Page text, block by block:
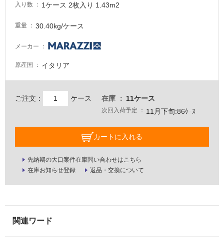
入り数 1ケース 2枚入り 1.43m2
重量 30.40kg/ケース
メーカー
原産国 イタリア
ご注文： ケース 在庫 11ケース
次回入荷予定 11月下旬:86ｹｰｽ
カートに入れる
先納期の大口案件在庫問い合わせはこちら
在庫お知らせ登録
返品・交換について
要
適
て
な
い
屋
壁・
浴
使
用